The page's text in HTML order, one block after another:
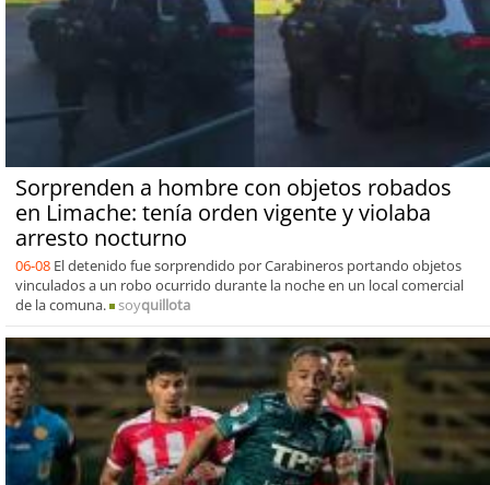
Sorprenden a hombre con objetos robados
en Limache: tenía orden vigente y violaba
arresto nocturno
06-08 El detenido fue sorprendido por Carabineros portando objetos
vinculados a un robo ocurrido durante la noche en un local comercial
de la comuna.
soyquillota